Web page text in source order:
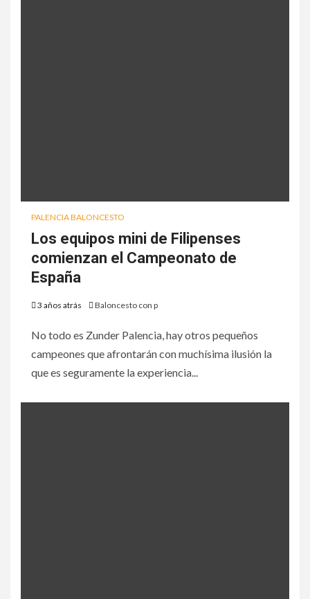
PALENCIA BALONCESTO
Los equipos mini de Filipenses
comienzan el Campeonato de
España
3 años atrás Baloncesto con p
No todo es Zunder Palencia, hay otros pequeños
campeones que afrontarán con muchísima ilusión la
que es seguramente la experiencia...